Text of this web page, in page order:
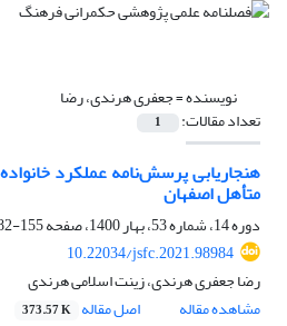
نویسنده =جعفری هرندی، رضا
تعداد مقالات: 1
هنجاریابی پرسش‌نامه عملکرد
متأهل اصفهان
دوره 14، شماره 53، بهار 1400، صفحه
155-182
10.22034/jsfc.2021.98984
رضا جعفری هرندی، زینت اسلامی هرندی
مشاهده مقاله
اصل مقاله 373.57 K